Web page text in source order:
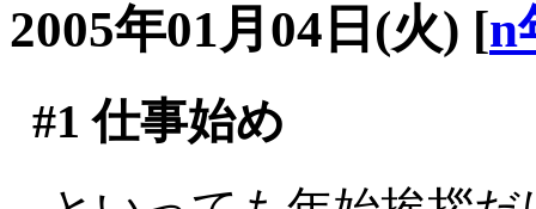
2005年01月04日(火) [n
#1 仕事始め